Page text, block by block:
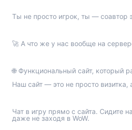
Ты не просто игрок, ты — соавтор
🚀 А что же у нас вообще на
🌐 Функциональный сайт, который
Наш сайт — это не просто
Чат в игру прямо с сайта. Сидите